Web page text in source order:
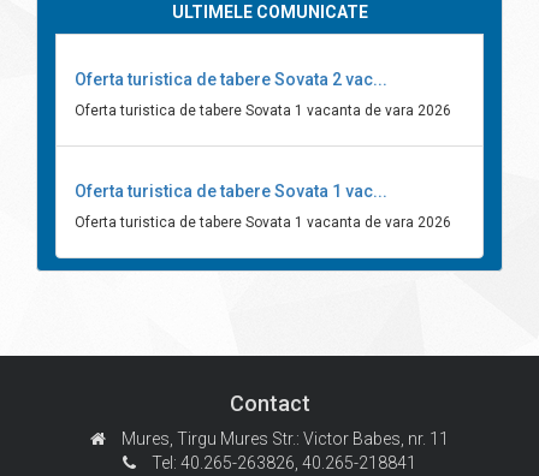
ULTIMELE COMUNICATE
Oferta turistica de tabere Sovata 2 vac...
Oferta turistica de tabere Sovata 1 vacanta de vara 2026
Oferta turistica de tabere Sovata 1 vac...
Oferta turistica de tabere Sovata 1 vacanta de vara 2026
Contact
Mures, Tirgu Mures Str.: Victor Babes, nr. 11
Tel: 40.265-263826, 40.265-218841